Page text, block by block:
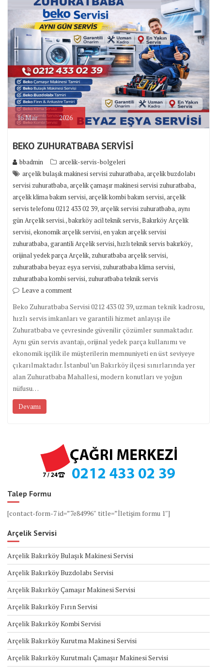
16Mar 2026
BEKO ZUHURATBABA SERVİSİ
bbadmin
arcelik-servis-bolgeleri
arçelik bulaşık makinesi servisi zuhuratbaba,arçelik buzdolabı
servisi zuhuratbaba,arçelik çamaşır makinesi servisi zuhuratbaba,
arçelik klima bakım servisi,arçelik kombi bakım servisi,arçelik
servis telefonu 0212 433 02 39,arçelik servisi zuhuratbaba,aynı
gün Arçelik servisi.,bakırköy acil teknik servis,Bakırköy Arçelik
servisi,ekonomik arçelik servisi,en yakın arçelik servisi
zuhuratbaba,garantili Arçelik servisi,hızlı teknik servis bakırköy,
orijinal yedek parça Arçelik, zuhuratbaba arçelik servisi,
zuhuratbaba beyaz eşya servisi, zuhuratbaba klima servisi,
zuhuratbaba kombi servisi, zuhuratbaba teknik servis
Leave a comment
Beko Zuhuratbaba Servisi 0212 433 02 39, uzman teknik kadrosu,
hızlı servis imkanları ve garantili hizmet anlayışı ile
Zuhuratbaba ve çevresinde güvenilir çözümler sunmaktadır.
Aynı gün servis avantajı, orijinal yedek parça kullanımı ve
ekonomik işçilik ile müşterilerin memnuniyeti en üst seviyeye
çıkarılmaktadır. İstanbul’un Bakırköy ilçesi sınırlarında yer
alan Zuhuratbaba Mahallesi, modern konutları ve yoğun
nüfusu…
Devamı
Talep Formu
[contact-form-7 id=”7e84996″ title=”İletişim formu 1″]
Arçelik Servisi
Arçelik Bakırköy Bulaşık Makinesi Servisi
Arçelik Bakırköy Buzdolabı Servisi
Arçelik Bakırköy Çamaşır Makinesi Servisi
Arçelik Bakırköy Fırın Servisi
Arçelik Bakırköy Kombi Servisi
Arçelik Bakırköy Kurutma Makinesi Servisi
Arçelik Bakırköy Kurutmalı Çamaşır Makinesi Servisi